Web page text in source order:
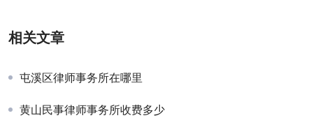
相关文章
屯溪区律师事务所在哪里
黄山民事律师事务所收费多少